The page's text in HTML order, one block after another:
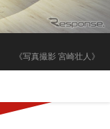
《写真撮影 宮崎壮人》